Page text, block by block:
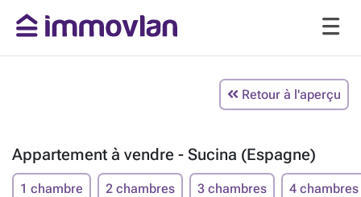
Retour à l'aperçu
Appartement à vendre - Sucina (Espagne)
1 chambre 2 chambres 3 chambres 4 chambres